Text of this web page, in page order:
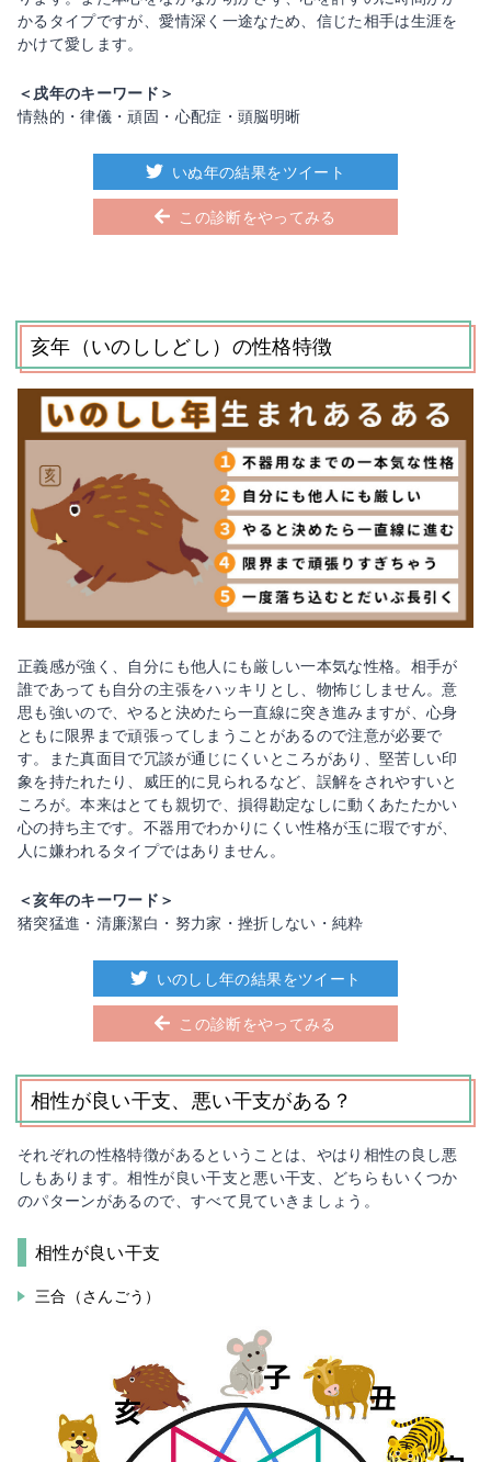
かるタイプですが、愛情深く一途なため、信じた相手は生涯を
かけて愛します。
＜戌年のキーワード＞
情熱的・律儀・頑固・心配症・頭脳明晰
いぬ年の結果をツイート
この診断をやってみる
亥年（いのししどし）の性格特徴
正義感が強く、自分にも他人にも厳しい一本気な性格。相手が
誰であっても自分の主張をハッキリとし、物怖じしません。意
思も強いので、やると決めたら一直線に突き進みますが、心身
ともに限界まで頑張ってしまうことがあるので注意が必要で
す。また真面目で冗談が通じにくいところがあり、堅苦しい印
象を持たれたり、威圧的に見られるなど、誤解をされやすいと
ころが。本来はとても親切で、損得勘定なしに動くあたたかい
心の持ち主です。不器用でわかりにくい性格が玉に瑕ですが、
人に嫌われるタイプではありません。
＜亥年のキーワード＞
猪突猛進・清廉潔白・努力家・挫折しない・純粋
いのしし年の結果をツイート
この診断をやってみる
相性が良い干支、悪い干支がある？
それぞれの性格特徴があるということは、やはり相性の良し悪
しもあります。相性が良い干支と悪い干支、どちらもいくつか
のパターンがあるので、すべて見ていきましょう。
相性が良い干支
三合（さんごう）